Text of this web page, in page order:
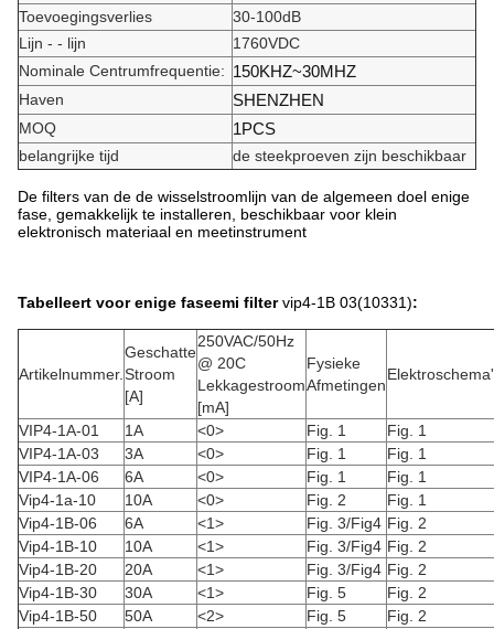
Toevoegingsverlies
30-100dB
Lijn - - lijn
1760VDC
Nominale Centrumfrequentie: 150KHZ~30MHZ
Haven SHENZHEN
MOQ 1PCS
belangrijke tijd de steekproeven zijn beschikbaar
De filters van de de wisselstroomlijn van de algemeen doel enige
fase, gemakkelijk te installeren, beschikbaar voor klein
elektronisch materiaal en meetinstrument
Tabelleert voor enige faseemi filtervip4-1B 03(10331):
Artikelnummer.
Geschatte
Stroom
[A]
250VAC/50Hz
@ 20C
Lekkagestroom
[mA]
Fysieke
Afmetingen
VIP4-1A-01 1A <0> Fig. 1
Fig. 1
VIP4-1A-03
3A <0> Fig. 1
Fig. 1
VIP4-1A-06
6A <0> Fig. 1
Fig. 1
Vip4-1a-10
10A <0> Fig. 2
Fig. 1
Vip4-1B-06
6A <1> Fig. 3/Fig4 Fig. 2
Vip4-1B-10
10A <1> Fig. 3/Fig4 Fig. 2
Vip4-1B-20
20A <1> Fig. 3/Fig4 Fig. 2
Vip4-1B-30
30A <1> Fig. 5
Fig. 2
Vip4-1B-50
50A <2> Fig. 5
Fig. 2